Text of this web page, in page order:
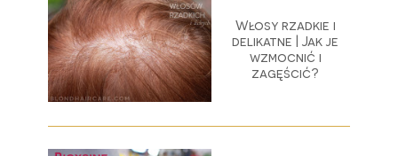
Włosy rzadkie i
delikatne | Jak je
wzmocnić i
zagęścić?